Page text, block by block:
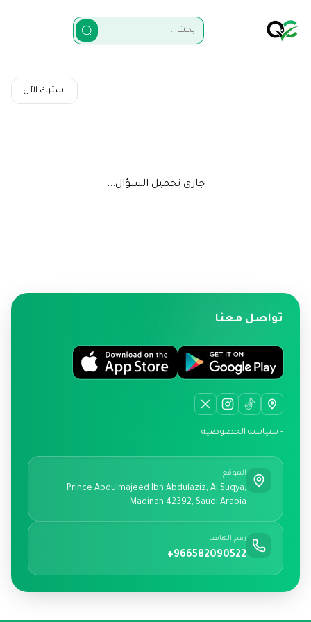
اشترك الآن
جاري تحميل السؤال...
تواصل معنا
- سياسة الخصوصية
الموقع
Prince Abdulmajeed Ibn Abdulaziz, Al Suqya,
Madinah 42392, Saudi Arabia
رقم الهاتف
+966582090522